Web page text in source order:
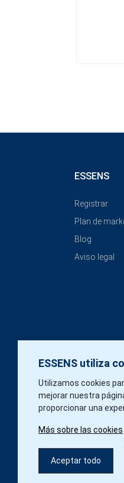
ESSENS utiliza
Utilizamos cookies
mejorar nuestra
proporcionar una
Más sobre las cookies
Aceptar todo
ESSENS
Registrar
Plan de
Blog
Aviso legal